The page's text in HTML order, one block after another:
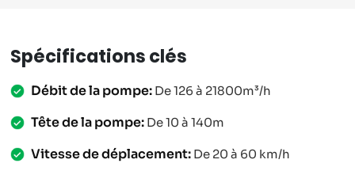
Spécifications clés
Débit de la pompe: De 126 à 21800m³/h
Tête de la pompe: De 10 à 140m
Vitesse de déplacement: De 20 à 60 km/h